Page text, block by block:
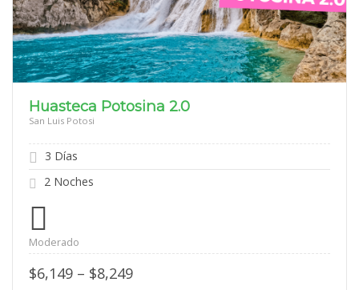
Huasteca Potosina 2.0
San Luis Potosi
3 Días
2 Noches
Moderado
$6,149 – $8,249Price